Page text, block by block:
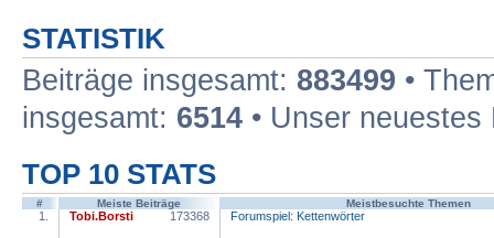
STATISTIK
Beiträge insgesamt: 883499 •
insgesamt: 6514 • Unser
TOP 10 STATS
# Meiste Beiträge Meistbesuchte Themen
1. Tobi.Borsti 173368 Forumspiel: Kettenwörter